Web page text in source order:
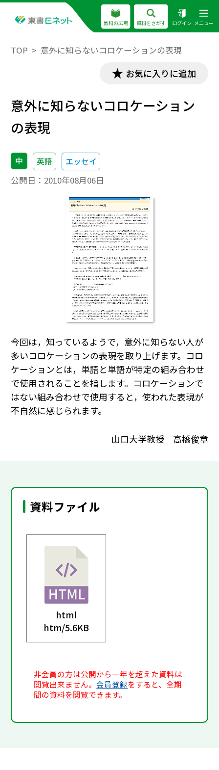
教科の広場 資料をさがす ログイン メニュー
TOP 意外に知らないコロケーションの表現
お気に入りに追加
意外に知らないコロケーション
の表現
中 英語 エッセイ
公開日： 2010年08月06日
今回は，知っているようで，意外に知らない人が
多いコロケーションの表現を取り上げます。コロ
ケーションとは，単語と単語が特定の組み合わせ
で使用されることを指します。コロケーションで
はない組み合わせで使用すると，使われた表現が
不自然に感じられます。
山口大学教授 高橋俊章
資料ファイル
html
htm/5.6KB
非会員の方は公開から一年を超えた資料は
閲覧出来ません。会員登録をすると、全期
間の資料を閲覧できます。